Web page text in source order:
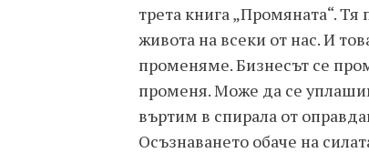
трета книга „Промяната“. Тя
живота на всеки от нас. И
променяме. Бизнесът се
променя. Може да се
въртим в спирала от
Осъзнаването обаче на